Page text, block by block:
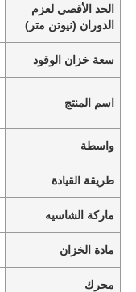
منزل
الحد الأقصى لعزم
الدوران (نيوتن متر)
سعة خزان الوقود
اسم المنتج
واسطة
طريقة القيادة
ماركة الشاسيه
مادة الخزان
محرك